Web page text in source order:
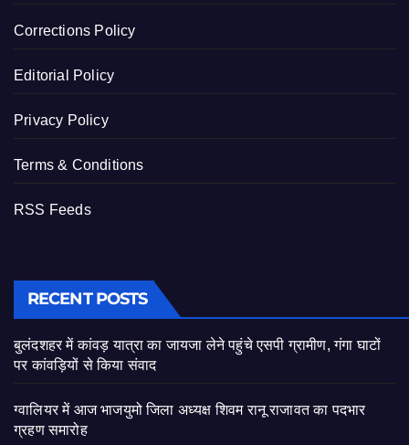
Corrections Policy
Editorial Policy
Privacy Policy
Terms & Conditions
RSS Feeds
RECENT POSTS
बुलंदशहर में कांवड़ यात्रा का जायजा लेने पहुंचे एसपी ग्रामीण, गंगा घाटों
पर कांवड़ियों से किया संवाद
ग्वालियर में आज भाजयुमो जिला अध्यक्ष शिवम रानू राजावत का पदभार
ग्रहण समारोह